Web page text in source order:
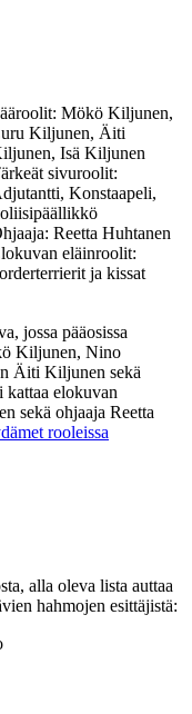
Mökö Kiljunen,
Kiljunen, Äiti
Isä Kiljunen
sivuroolit:
Konstaapeli,
Reetta Huhtanen
eläinroolit:
ja kissat
jossa pääosissa
Kiljunen, Nino
Äiti Kiljunen sekä
elokuvan
sekä ohjaaja Reetta
rooleissa
alla oleva lista auttaa
hahmojen esittäjistä: